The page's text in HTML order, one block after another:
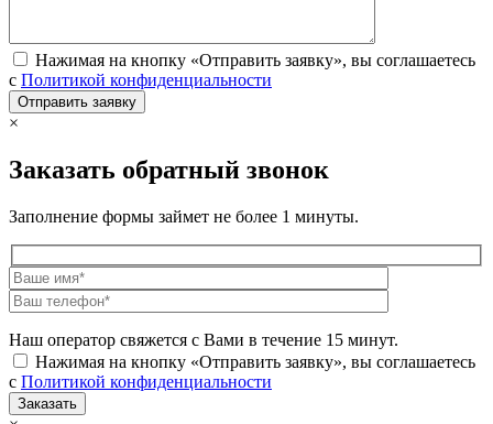
Нажимая на кнопку «Отправить заявку», вы соглашаетесь
с Политикой конфиденциальности
×
Заказать обратный звонок
Заполнение формы займет не более 1 минуты.
Наш оператор свяжется с Вами в течение 15 минут.
Нажимая на кнопку «Отправить заявку», вы соглашаетесь
с Политикой конфиденциальности